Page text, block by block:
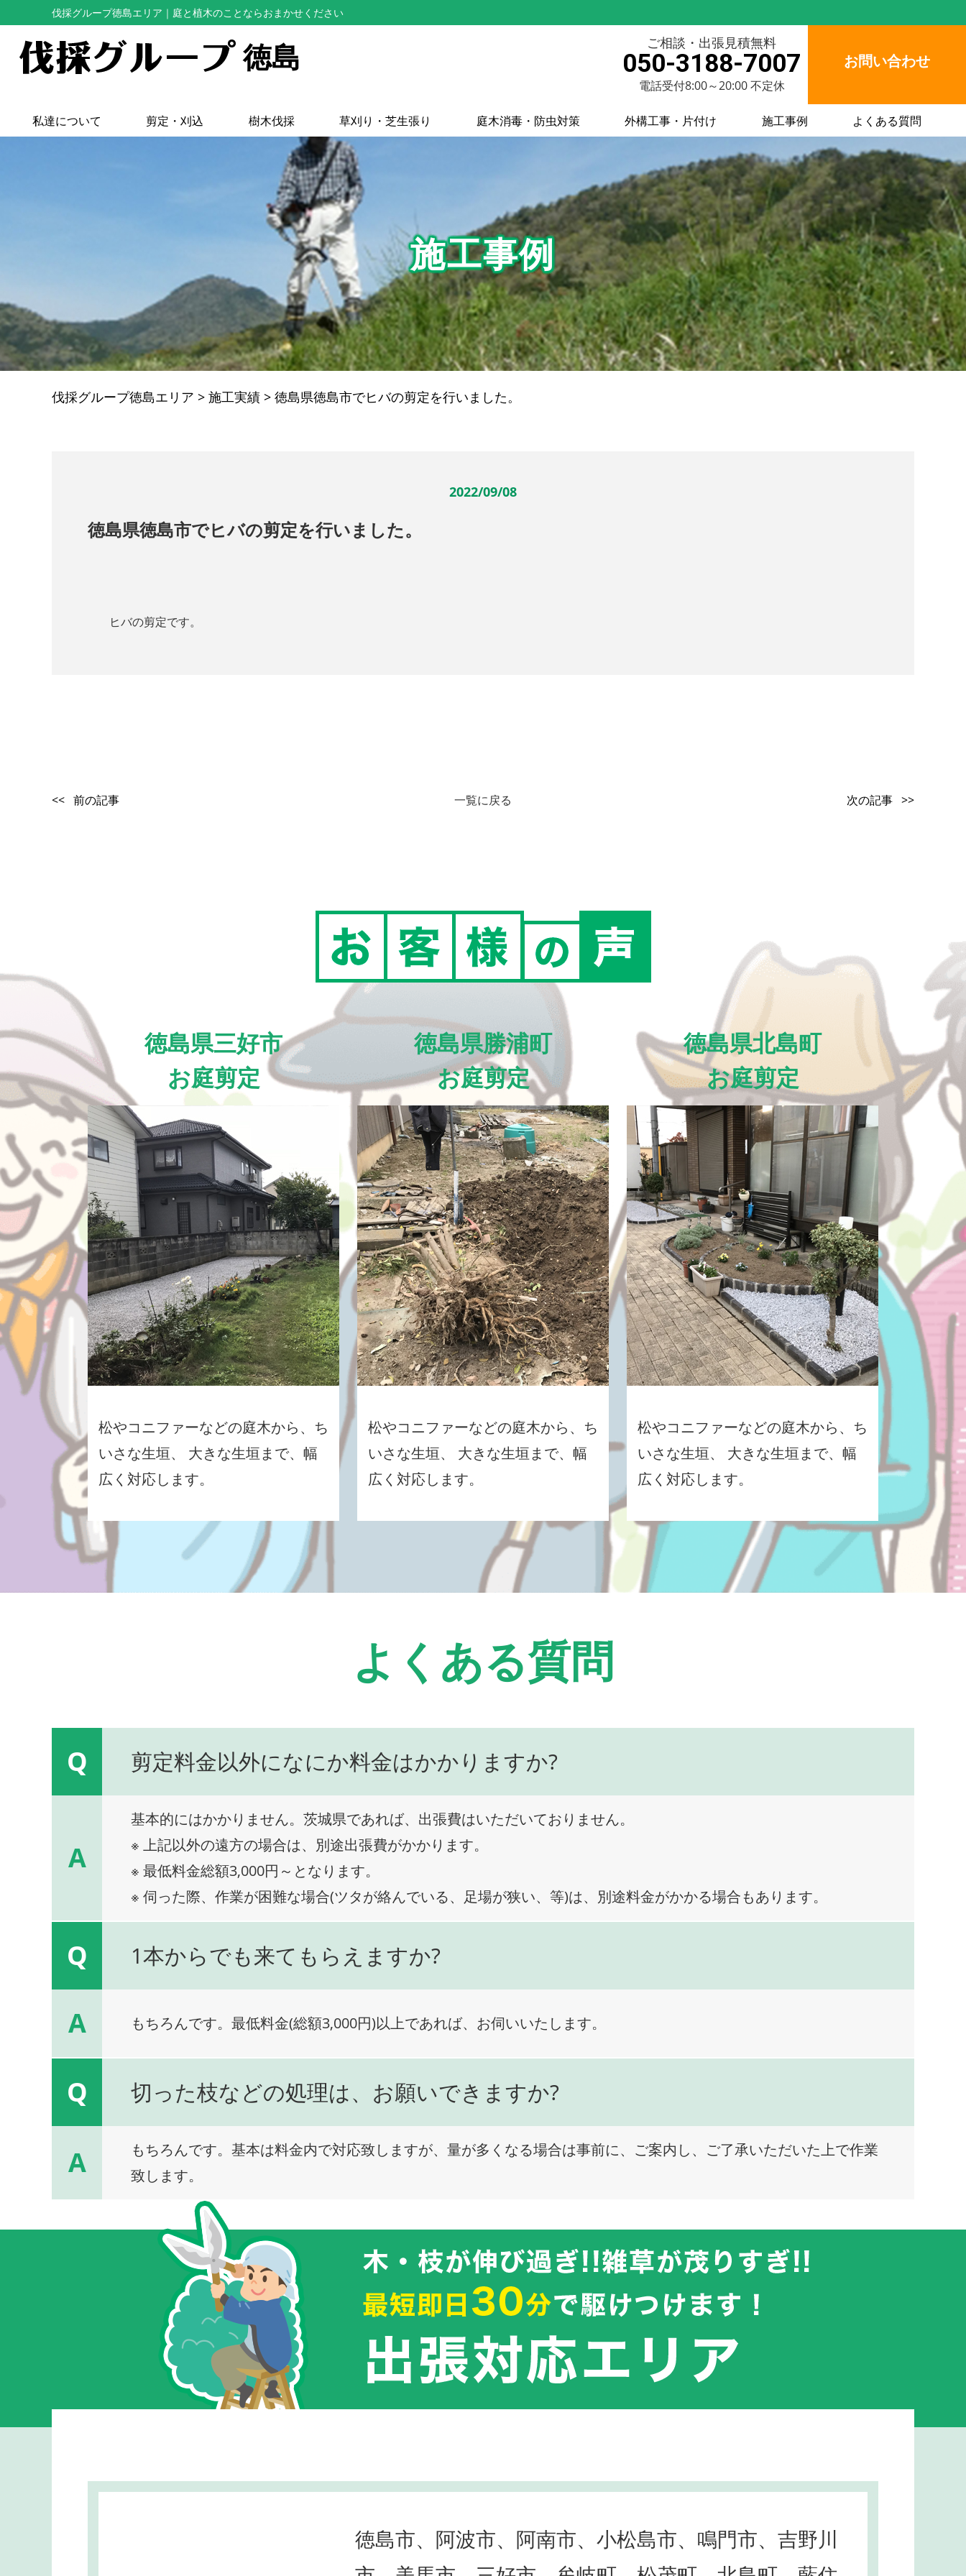
伐採グループ徳島エリア ｜庭と植木のことならおまかせください
徳島 ご相談・出張見積無料
050-3188-7007
電話受付8:00～20:00 不定休
お問い合わせ
私達について 剪定・刈込 樹木伐採 草刈り・芝生張り 庭木消毒・防虫対策 外構工事・片付け 施工事例 よくある質問
施工事例
伐採グループ徳島エリア > 施工実績 > 徳島県徳島市でヒバの剪定を行いました。
2022/09/08
徳島県徳島市でヒバの剪定を行いました。
ヒバの剪定です。
<< 前の記事 一覧に戻る 次の記事 >>
徳島県三好市
お庭剪定
松やコニファーなどの庭木から、ち
いさな生垣、 大きな生垣まで、幅
広く対応します。
徳島県勝浦町
お庭剪定
松やコニファーなどの庭木から、ち
いさな生垣、 大きな生垣まで、幅
広く対応します。
徳島県北島町
お庭剪定
松やコニファーなどの庭木から、ち
いさな生垣、 大きな生垣まで、幅
広く対応します。
よくある質問
Q 剪定料金以外になにか料金はかかりますか?
A
基本的にはかかりません。茨城県であれば、出張費はいただいておりません。
※ 上記以外の遠方の場合は、別途出張費がかかります。
※ 最低料金総額3,000円～となります。
※ 伺った際、作業が困難な場合(ツタが絡んでいる、足場が狭い、等)は、別途料金がかかる場合もあります。
Q 1本からでも来てもらえますか?
A もちろんです。最低料金(総額3,000円)以上であれば、お伺いいたします。
Q 切った枝などの処理は、お願いできますか?
A
もちろんです。基本は料金内で対応致しますが、量が多くなる場合は事前に、ご案内し、ご了承いただいた上で作業
致します。
徳島市、阿波市、阿南市、小松島市、鳴門市、吉野川